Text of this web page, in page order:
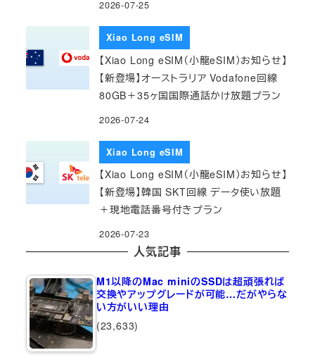
2026-07-25
Xiao Long eSIM
【Xiao Long eSIM（小龍eSIM）お知らせ】
【新登場】オーストラリア Vodafone回線
80GB＋35ヶ国国際通話かけ放題プラン
2026-07-24
Xiao Long eSIM
【Xiao Long eSIM（小龍eSIM）お知らせ】
【新登場】韓国 SKT回線 データ使い放題
＋現地電話番号付きプラン
2026-07-23
人気記事
M1以降のMac miniのSSDは超頑張れば
交換やアップグレードが可能…だがやらな
い方がいい理由
(23,633)